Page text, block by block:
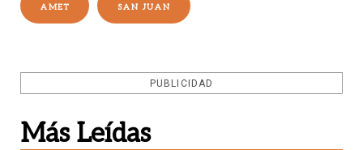
AMET SAN JUAN
PUBLICIDAD
Más Leídas